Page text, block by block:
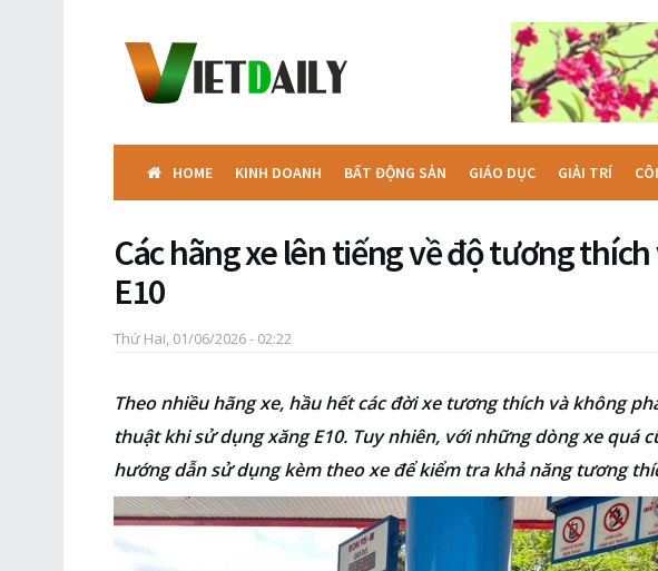
HOME KINH DOANH BẤT ĐỘNG SẢN GIÁO DỤC GIẢI TRÍ
Các hãng xe lên tiếng về độ tương
E10
Thứ Hai, 01/06/2026 - 02:22
Theo nhiều hãng xe, hầu hết các đời xe tương thích và không
thuật khi sử dụng xăng E10. Tuy nhiên, với những dòng xe quá
hướng dẫn sử dụng kèm theo xe để kiểm tra khả năng tương